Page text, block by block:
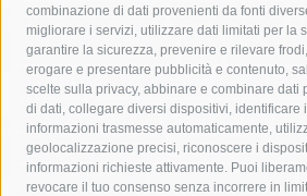
combinazione di dati provenienti da fonti
migliorare i servizi, utilizzare dati limitati per la
garantire la sicurezza, prevenire e rilevare
erogare e presentare pubblicità e contenuto,
scelte sulla privacy, abbinare e combinare dati
di dati, collegare diversi dispositivi, identificare
informazioni trasmesse automaticamente,
geolocalizzazione precisi, riconoscere i
informazioni richieste attivamente. Puoi
revocare il tuo consenso senza incorrere in
costiera amalfitana
covid-19 eav
fondazione sorrento
gori guardia
lavori
lorenzo balducelli mare
massimo coppola
Meta napoli
penisola sorrentina
piano di sorrento
protezione civile
Regione Campania